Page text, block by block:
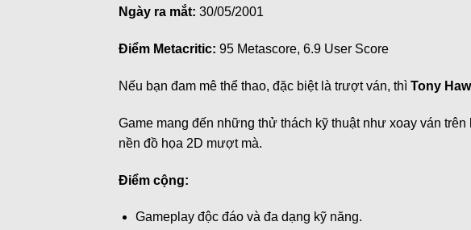
Ngày ra mắt: 30/05/2001
Điểm Metacritic: 95 Metascore, 6.9 User Score
Nếu bạn đam mê thể thao, đặc biệt là trượt ván, thì Tony
Game mang đến những thử thách kỹ thuật như xoay ván
nền đồ họa 2D mượt mà.
Điểm cộng:
Gameplay độc đáo và đa dạng kỹ năng.